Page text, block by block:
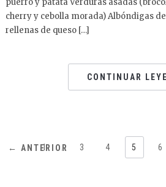
puerro y patata Verduras asadas
cherry y cebolla morada) Albóndigas
rellenas de queso […]
CONTINUAR
← ANTERIOR
1 … 3 4 5 6